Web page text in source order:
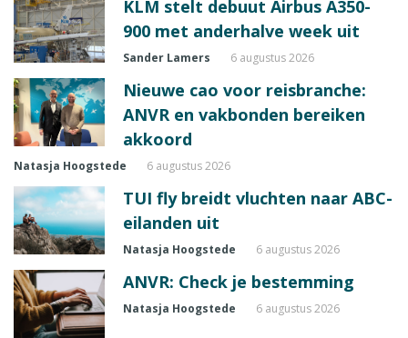
KLM stelt debuut Airbus A350-
900 met anderhalve week uit
Sander Lamers 6 augustus 2026
Nieuwe cao voor reisbranche:
ANVR en vakbonden bereiken
akkoord
Natasja Hoogstede 6 augustus 2026
TUI fly breidt vluchten naar ABC-
eilanden uit
Natasja Hoogstede 6 augustus 2026
ANVR: Check je bestemming
Natasja Hoogstede 6 augustus 2026